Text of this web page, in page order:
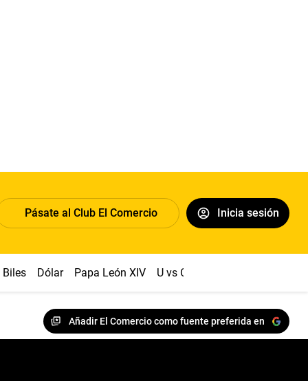
Pásate al Club El Comercio Inicia sesión
Dólar Papa León XIV U vs Cristal
Añadir El Comercio como fuente preferida en